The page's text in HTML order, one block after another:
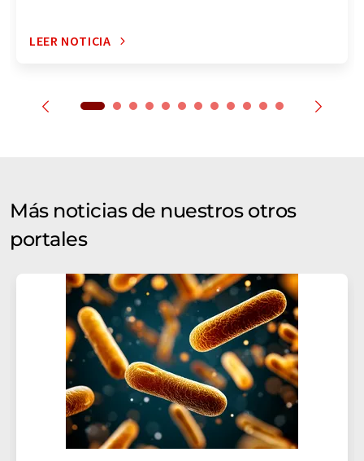
LEER NOTICIA
Más noticias de nuestros otros
portales